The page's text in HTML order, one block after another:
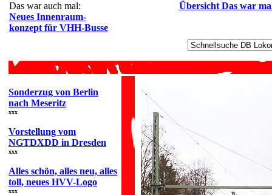
Das war auch mal:
Neues Innenraum-
konzept für VHH-Busse
Übersicht Das war
Sonderzug von Berlin
nach Meseritz
xxx
Vorstellung vom
NGTDXDD in Dresden
xxx
Alles schön, alles neu, alles
toll, neues HVV-Logo
xxx